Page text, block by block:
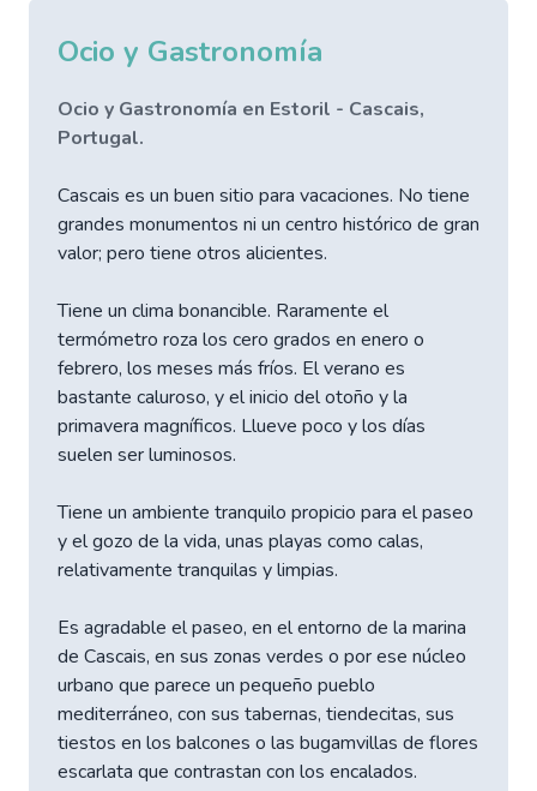
Ocio y Gastronomía
Ocio y Gastronomía en Estoril - Cascais,
Portugal.
Cascais es un buen sitio para vacaciones. No tiene
grandes monumentos ni un centro histórico de gran
valor; pero tiene otros alicientes.
Tiene un clima bonancible. Raramente el
termómetro roza los cero grados en enero o
febrero, los meses más fríos. El verano es
bastante caluroso, y el inicio del otoño y la
primavera magníficos. Llueve poco y los días
suelen ser luminosos.
Tiene un ambiente tranquilo propicio para el paseo
y el gozo de la vida, unas playas como calas,
relativamente tranquilas y limpias.
Es agradable el paseo, en el entorno de la marina
de Cascais, en sus zonas verdes o por ese núcleo
urbano que parece un pequeño pueblo
mediterráneo, con sus tabernas, tiendecitas, sus
tiestos en los balcones o las bugamvillas de flores
escarlata que contrastan con los encalados.